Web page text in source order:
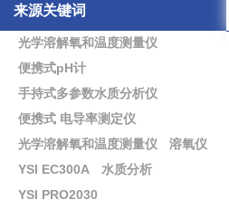
来源关键词
光学溶解氧和温度测量仪
便携式pH计
手持式多参数水质分析仪
便携式 电导率测定仪
光学溶解氧和温度测量仪
溶氧仪
YSI EC300A
水质分析
YSI PRO2030